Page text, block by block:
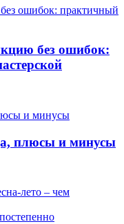
без ошибок:
плюсы и минусы
лето – чем